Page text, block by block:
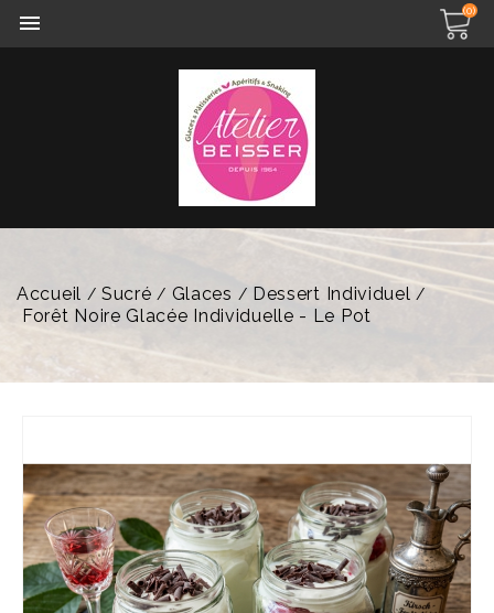
 (0)
Accueil Sucré Glaces
Dessert Individuel
Forêt Noire Glacée Individuelle - Le Pot